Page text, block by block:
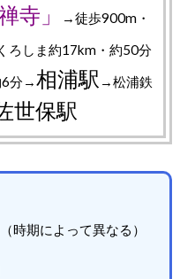
寺」
→徒歩900m・
ろしま約17km・約50分
6分→相浦駅 →松浦鉄
世保駅
時期によって異なる）